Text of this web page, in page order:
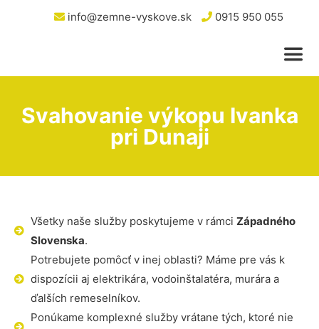
info@zemne-vyskove.sk 0915 950 055
Svahovanie výkopu Ivanka
pri Dunaji
Všetky naše služby poskytujeme v rámci Západného
Slovenska.
Potrebujete pomôcť v inej oblasti? Máme pre vás k
dispozícii aj elektrikára, vodoinštalatéra, murára a
ďalších remeselníkov.
Ponúkame komplexné služby vrátane tých, ktoré nie